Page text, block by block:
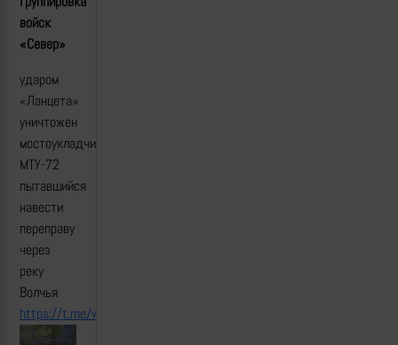
войск
«Север»
ударом
«Ланцета»
уничтожен
мостоукладчик
МТУ-72
пытавшийся
навести
переправу
через
реку
Волчья
https://t.me/warriorofnorth/751